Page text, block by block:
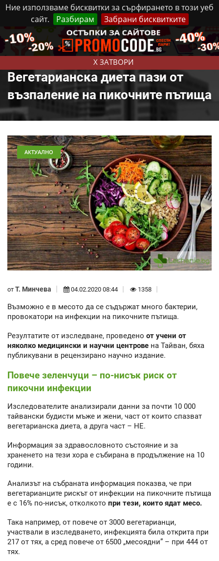
Ние използваме бисквитки за сърфирането в този уеб
сайт.
Разбирам Забрани бисквитките
X ЗАТВОРИ
Събота, 8 Август, 2026 Реклама Контакти
Вегетарианска диета пази от
възпаление на пикочните пътища
АКТУАЛНО
от Т. Минчева 04.02.2020 08:44 1358
Възможно е в месото да се съдържат много бактерии,
провокатори на инфекции на пикочните пътища.
Резултатите от изследване, проведено от учени от
няколко медицински и научни центрове на Тайван, бяха
публикувани в рецензирано научно издание.
Повече зеленчуци – по-нисък риск от
пикочни инфекции
Изследователите анализирали данни за почти 10 000
тайвански будисти мъже и жени, част от които спазват
вегетарианска диета, а друга част – НЕ.
Информация за здравословното състояние и за
храненето на тези хора е събирана в продължение на 10
години.
Анализът на събраната информация показва, че при
вегетарианците рискът от инфекции на пикочните пътища
е с 16% по-нисък, отколкото при тези, които ядат месо.
Така например, от повече от 3000 вегетарианци,
участвали в изследването, инфекцията била открита при
217 от тях, а сред повече от 6500 „месоядни” – при 444 от
тях.